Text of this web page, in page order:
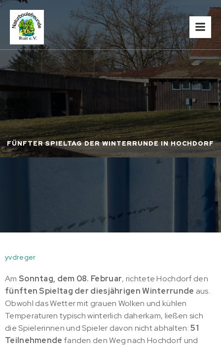
FÜNFTER SPIELTAG DER WINTERRUNDE IN HOCHDORF
yvdreger
Am Sonntag, dem 08. Februar, richtete Hochdorf den
fünften Spieltag der diesjährigen Winterrunde aus.
Obwohl das Wetter mit grauen Wolken und kühlen
Temperaturen typisch winterlich daherkam, ließen sich
die Spielerinnen und Spieler davon nicht abhalten:51
Teilnehmende fanden den Weg nach Hochdorf und